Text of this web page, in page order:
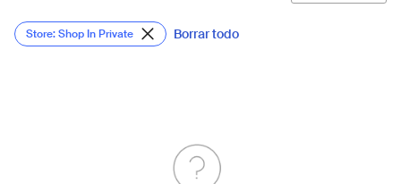
Store: Shop In Private Borrar todo